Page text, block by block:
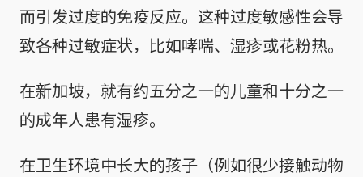
而引发过度的免疫反应。这种过度敏感性会导
致各种过敏症状，比如哮喘、湿疹或花粉热。
在新加坡，就有约五分之一的儿童和十分之一
的成年人患有湿疹。
在卫生环境中长大的孩子（例如很少接触动物